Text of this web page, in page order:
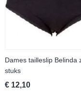
Dames tailleslip Belinda
stuks
€ 12,10